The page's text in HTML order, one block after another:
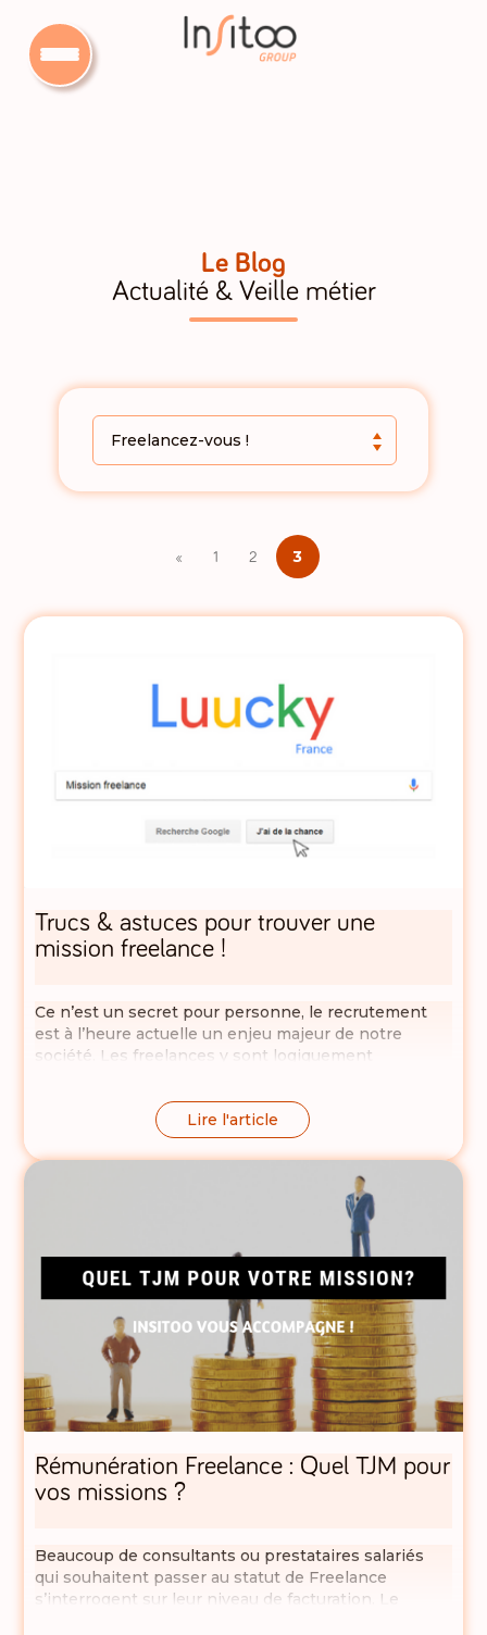
Le Blog
Actualité & Veille métier
Freelancez-vous !
« 1 2 3
Trucs & astuces pour trouver une
mission freelance !
Ce n’est un secret pour personne, le recrutement
est à l’heure actuelle un enjeu majeur de notre
société. Les freelances y sont logiquement
sont les codes ? Quelles sont les clés ? Insitoo
mène l’enquête !
Lire l'article
Rémunération Freelance : Quel TJM pour
vos missions ?
Beaucoup de consultants ou prestataires salariés
qui souhaitent passer au statut de Freelance
s’interrogent sur leur niveau de facturation. Le